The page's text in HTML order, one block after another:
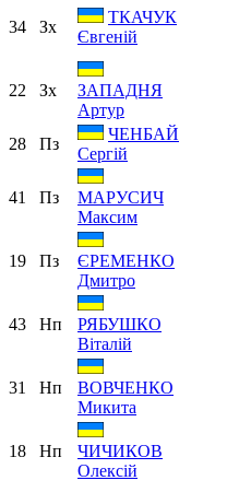
34 Зх
ТКАЧУК
Євгеній
22 Зх
ЗАПАДНЯ
Артур
28 Пз
ЧЕНБАЙ
Сергій
41 Пз
МАРУСИЧ
Максим
19 Пз
ЄРЕМЕНКО
Дмитро
43 Нп
РЯБУШКО
Віталій
31 Нп
ВОВЧЕНКО
Микита
18 Нп
ЧИЧИКОВ
Олексій